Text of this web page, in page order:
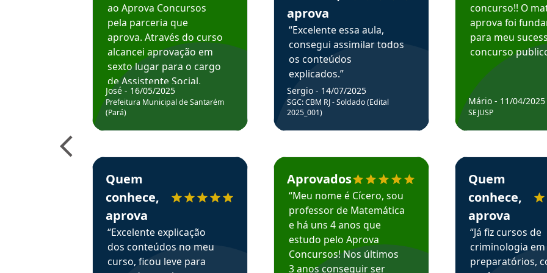
ao Aprova Concursos
pela parceria que
aprova. Através do curso
alcancei aprovação em
sexto lugar para o cargo
de Assistente Social.
Hoje estou atuando na
Prefeitura de Santarém.
José - 16/05/2025
Prefeitura Municipal de Santarém
(Pará)
Estudante Elais recomenda o Aprova Concursos em depoimento
Quem
conhece,
aprova
“Excelente explicação
dos conteúdos no meu
curso, ficou leve para
aprova
“Excelente essa aula,
consegui assimilar todos
os conteúdos
explicados.”
Sergio - 14/07/2025
SGC: CBM RJ - Soldado (Edital
2025_001)
Estudante Cicero recomenda o Aprova Concursos em depoimento
Aprovados
“Meu nome é Cícero, sou
professor de Matemática
e há uns 4 anos que
estudo pelo Aprova
Concursos! Nos últimos
3 anos conseguir ser
concurso!! O
aprova foi
para meu
concurso
Mário - 11/04/2025
SEJUSP
Estudante Henrique
Quem
conhece,
aprova
“Já fiz cursos de
criminologia em
preparatórios,